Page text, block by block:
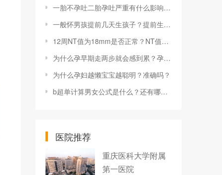
一胎不孕吐二胎孕吐严重有什么影响？如何缓解孕吐？
一般怀男孩提前几天生孩子？提前生有什么影响？
12周NT值为18mm是否正常？NT值偏高是什么原因？
为什么孕早期走两步就会感到累？孕早期走两步感到累如何应对？
为什么孕妇越懒宝宝越聪明？准确吗？
b超单计算男女公式是什么？还有哪些具体的方法？
医院推荐
重庆医科大学附属
第一医院